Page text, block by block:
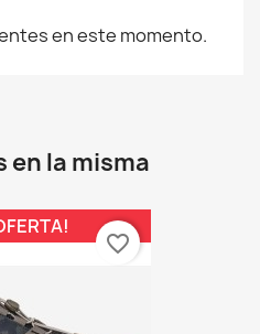
en este momento.
la misma
favorite_border